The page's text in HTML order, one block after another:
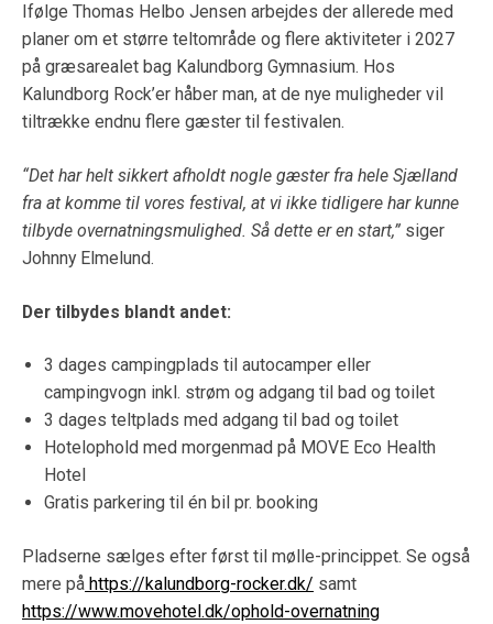
Ifølge Thomas Helbo Jensen arbejdes der allerede med
planer om et større teltområde og flere aktiviteter i 2027
på græsarealet bag Kalundborg Gymnasium. Hos
Kalundborg Rock’er håber man, at de nye muligheder vil
tiltrække endnu flere gæster til festivalen.
“Det har helt sikkert afholdt nogle gæster fra hele Sjælland
fra at komme til vores festival, at vi ikke tidligere har kunne
tilbyde overnatningsmulighed. Så dette er en start,” siger
Johnny Elmelund.
Der tilbydes blandt andet:
3 dages campingplads til autocamper eller
campingvogn inkl. strøm og adgang til bad og toilet
3 dages teltplads med adgang til bad og toilet
Hotelophold med morgenmad på MOVE Eco Health
Hotel
Gratis parkering til én bil pr. booking
Pladserne sælges efter først til mølle-princippet. Se også
mere på https://kalundborg-rocker.dk/ samt
https://www.movehotel.dk/ophold-overnatning